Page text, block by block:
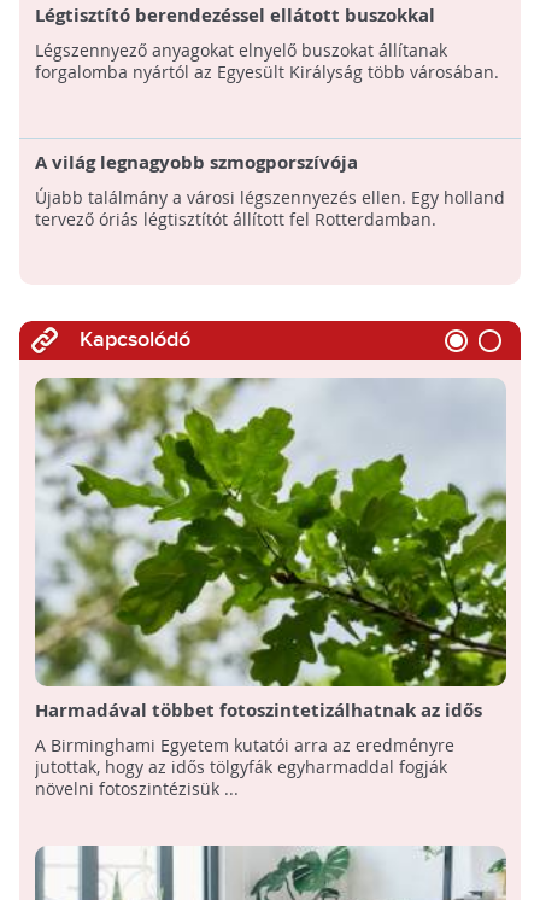
Légtisztító berendezéssel ellátott buszokkal
küzdenek a szmog ellen Nagy-Britanniában
Légszennyező anyagokat elnyelő buszokat állítanak
forgalomba nyártól az Egyesült Királyság több városában.
A világ legnagyobb szmogporszívója
Újabb találmány a városi légszennyezés ellen. Egy holland
tervező óriás légtisztítót állított fel Rotterdamban.
Kapcsolódó
Harmadával többet fotoszintetizálhatnak az idős
tölgyfák a légszennyezés hatására
A Birminghami Egyetem kutatói arra az eredményre
jutottak, hogy az idős tölgyfák egyharmaddal fogják
növelni fotoszintézisük ...